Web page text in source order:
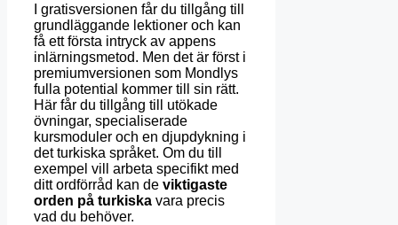
I gratisversionen får du tillgång till
grundläggande lektioner och kan
få ett första intryck av appens
inlärningsmetod. Men det är först i
premiumversionen som Mondlys
fulla potential kommer till sin rätt.
Här får du tillgång till utökade
övningar, specialiserade
kursmoduler och en djupdykning i
det turkiska språket. Om du till
exempel vill arbeta specifikt med
ditt ordförråd kan de viktigaste
orden på turkiska vara precis
vad du behöver.